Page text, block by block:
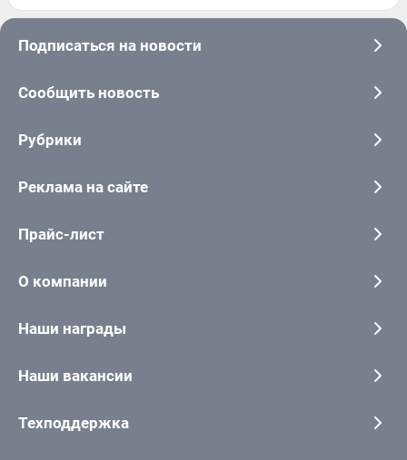
Подписаться на новости
Сообщить новость
Рубрики
Реклама на сайте
Прайс-лист
О компании
Наши награды
Наши вакансии
Техподдержка